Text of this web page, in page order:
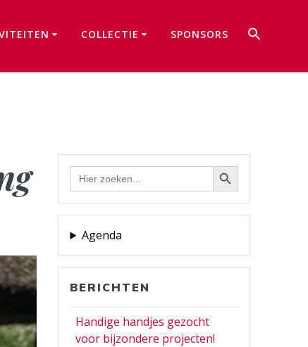
COLLECTIE SPONSORS
Zoek
naar:
Zoekknop
Agenda
BERICHTEN
Handige handjes gezocht
voor bijzondere projecten!